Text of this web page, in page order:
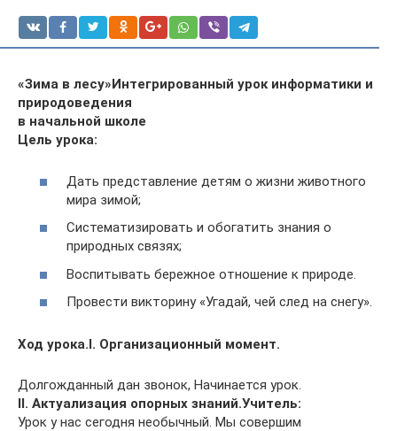
«Зима в лесу»Интегрированный урок информатики и
природоведения
в начальной школе
Цель урока:
Дать представление детям о жизни животного
мира зимой;
Систематизировать и обогатить знания о
природных связях;
Воспитывать бережное отношение к природе.
Провести викторину «Угадай, чей след на снегу».
Ход урока.I. Организационный момент.
Долгожданный дан звонок, Начинается урок.
II. Актуализация опорных знаний.Учитель:
Урок у нас сегодня необычный. Мы совершим